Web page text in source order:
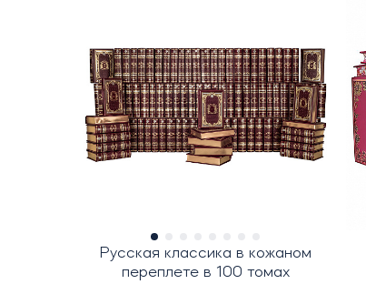
Русская классика в кожаном
переплете в 100 томах